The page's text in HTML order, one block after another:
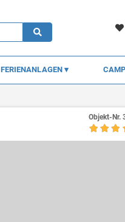
FERIENANLAGEN
Objekt-Nr.